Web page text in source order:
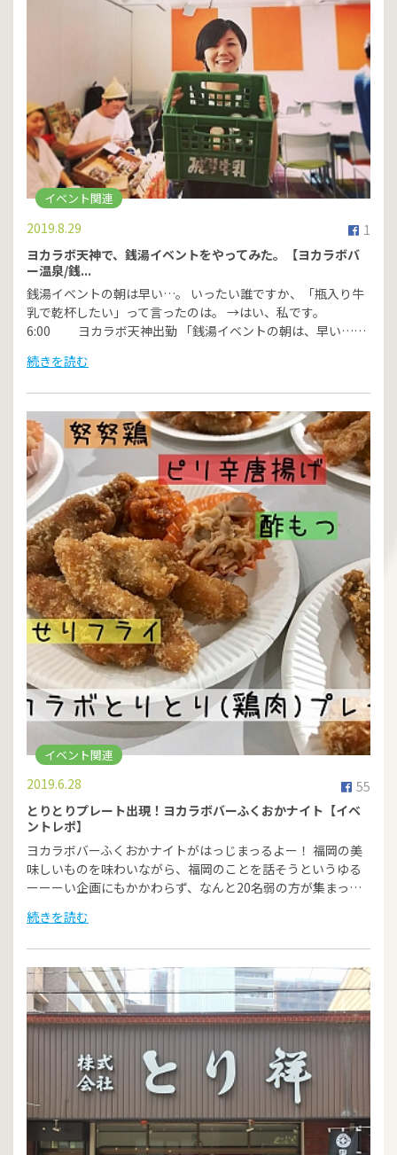
イベント関連
1
2019.8.29
ヨカラボ天神で、銭湯イベントをやってみた。【ヨカラボバ
ー温泉/銭...
銭湯イベントの朝は早い…。 いったい誰ですか、「瓶入り牛
乳で乾杯したい」って言ったのは。 →はい、私です。
6:00 ヨカラボ天神出勤 「銭湯イベントの朝は、早い……
続きを読む
イベント関連
55
2019.6.28
とりとりプレート出現！ヨカラボバーふくおかナイト【イベ
ントレポ】
ヨカラボバーふくおかナイトがはっじまっるよー！ 福岡の美
味しいものを味わいながら、福岡のことを話そうというゆる
ーーーい企画にもかかわらず、なんと20名弱の方が集まっ…
続きを読む